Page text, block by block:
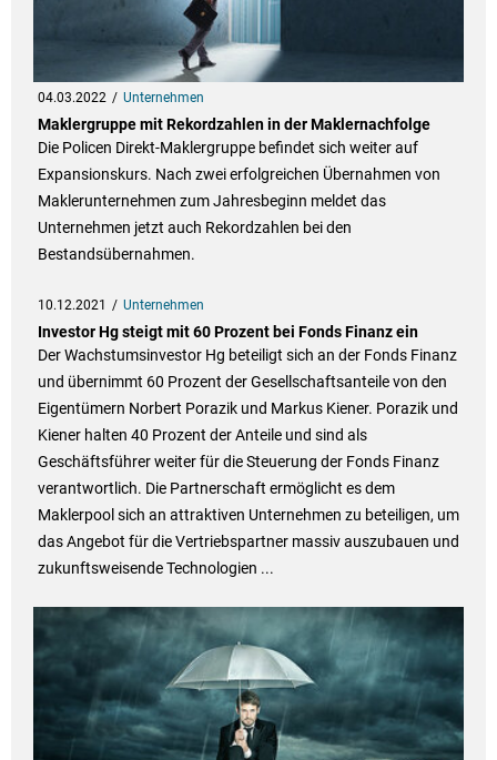
04.03.2022 Unternehmen
Maklergruppe mit Rekordzahlen in der Maklernachfolge
Die Policen Direkt-Maklergruppe befindet sich weiter auf
Expansionskurs. Nach zwei erfolgreichen Übernahmen von
Maklerunternehmen zum Jahresbeginn meldet das
Unternehmen jetzt auch Rekordzahlen bei den
Bestandsübernahmen.
10.12.2021 Unternehmen
Investor Hg steigt mit 60 Prozent bei Fonds Finanz ein
Der Wachstumsinvestor Hg beteiligt sich an der Fonds Finanz
und übernimmt 60 Prozent der Gesellschaftsanteile von den
Eigentümern Norbert Porazik und Markus Kiener. Porazik und
Kiener halten 40 Prozent der Anteile und sind als
Geschäftsführer weiter für die Steuerung der Fonds Finanz
verantwortlich. Die Partnerschaft ermöglicht es dem
Maklerpool sich an attraktiven Unternehmen zu beteiligen, um
das Angebot für die Vertriebspartner massiv auszubauen und
zukunftsweisende Technologien ...